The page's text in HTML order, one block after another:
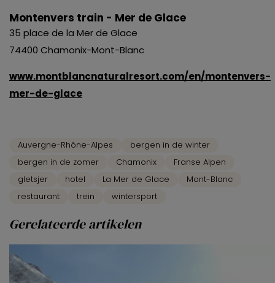
Montenvers train - Mer de Glace
35 place de la Mer de Glace
74400 Chamonix-Mont-Blanc
www.montblancnaturalresort.com/en/montenvers-
mer-de-glace
Auvergne-Rhône-Alpes
bergen in de winter
bergen in de zomer
Chamonix
Franse Alpen
gletsjer
hotel La Mer de Glace
Mont-Blanc
restaurant
trein wintersport
Gerelateerde artikelen